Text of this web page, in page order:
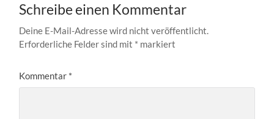
Schreibe einen Kommentar
Deine E-Mail-Adresse wird nicht veröffentlicht.
Erforderliche Felder sind mit * markiert
Kommentar *